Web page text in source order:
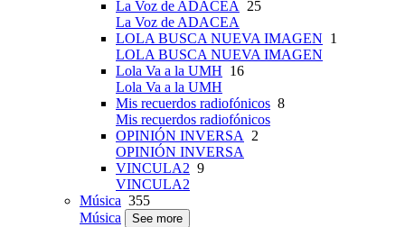
La Voz de ADACEA
25
La Voz de ADACEA
LOLA BUSCA NUEVA IMAGEN 1
LOLA BUSCA NUEVA IMAGEN
Lola Va a la UMH 16
Lola Va a la UMH
Mis recuerdos radiofónicos 8
Mis recuerdos radiofónicos
OPINIÓN INVERSA
2
OPINIÓN INVERSA
VINCULA2 9
VINCULA2
Música 355
Música
See more